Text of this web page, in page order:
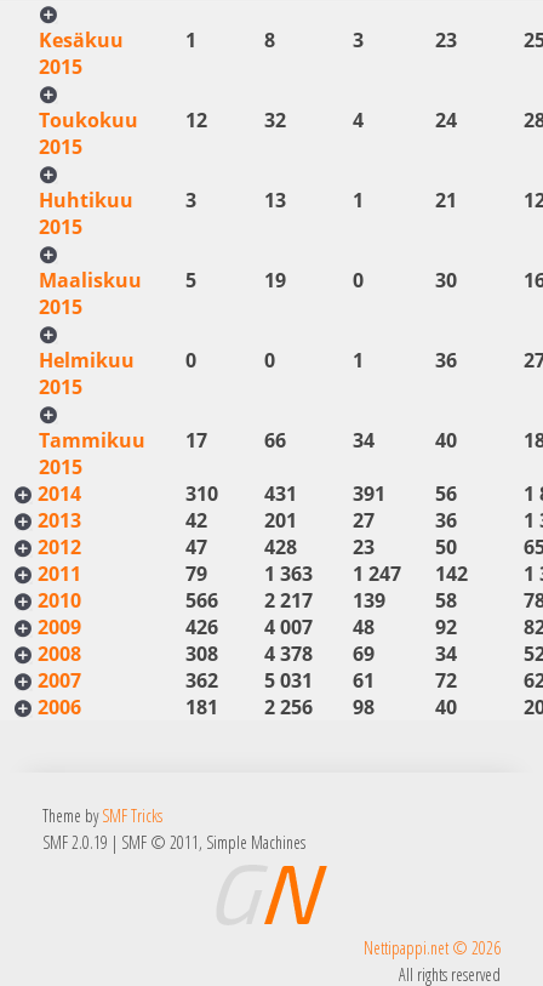
Kesäkuu
2015
1 8 3 23
Toukokuu
2015
12 32 4 24
Huhtikuu
2015
3 13 1 21
Maaliskuu
2015
5 19 0 30
Helmikuu
2015
0 0 1 36
Tammikuu
2015
17 66 34 40
2014
310 431 391 56
1
2013
42 201 27 36
1
2012
47 428 23 50
2011
79 1 363 1 247 142
1
2010
566 2 217 139 58
2009
426 4 007 48 92
2008
308 4 378 69 34
2007
362 5 031 61 72
2006
181 2 256 98 40
Theme bySMF Tricks
SMF 2.0.19 | SMF © 2011, Simple Machines
Nettipappi.net © 2026
All rights reserved